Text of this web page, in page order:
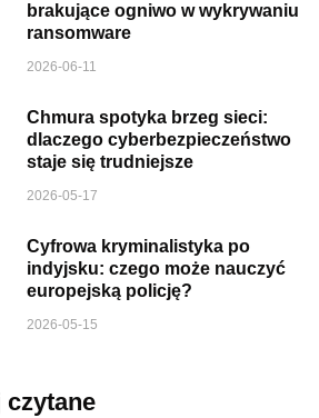
brakujące ogniwo w wykrywaniu
ransomware
2026-06-11
Chmura spotyka brzeg sieci:
dlaczego cyberbezpieczeństwo
staje się trudniejsze
2026-05-17
Cyfrowa kryminalistyka po
indyjsku: czego może nauczyć
europejską policję?
2026-05-15
czytane